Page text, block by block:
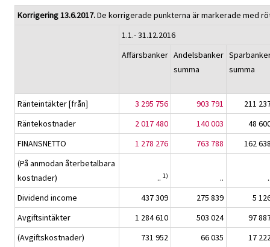
Korrigering 13.6.2017.De korrigerade punkterna är markerade med
1.1.- 31.12.2016
Affärsbanker Andelsbanker
summa
summa
Ränteintäkter [från] 3 295 756 903 791
211
Räntekostnader
2 017 480 140 003
48
FINANSNETTO
1 278 276 763 788
162
(På anmodan återbetalbara
kostnader)
.. 1) ..
Dividend income
437 309 275 839
5
Avgiftsintäkter
1 284 610 503 024
97
(Avgiftskostnader)
731 952 66 035
17